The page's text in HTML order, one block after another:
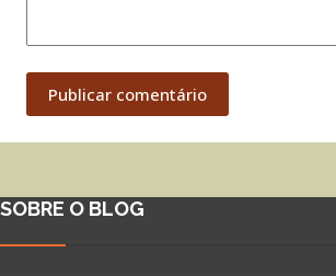
Publicar comentário
SOBRE O BLOG